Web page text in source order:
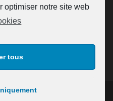
optimiser notre site web
tous